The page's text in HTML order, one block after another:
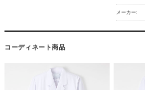
メーカー:
コーディネート商品